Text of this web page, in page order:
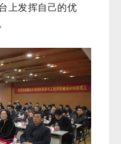
上发挥自己的优